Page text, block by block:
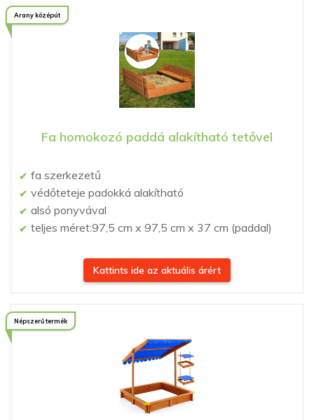
Arany középút
Fa homokozó paddá alakítható tetővel
fa szerkezetű
védőteteje padokká alakítható
alsó ponyvával
teljes méret:97,5 cm x 97,5 cm x 37 cm (paddal)
Kattints ide az aktuális árért
Népszerű termék